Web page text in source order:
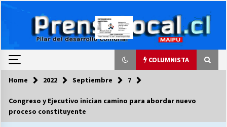
COLUMNISTA
COLUMNISTA
Home 2022 Septiembre 7
Congreso y Ejecutivo inician camino para abordar nuevo
proceso constituyente